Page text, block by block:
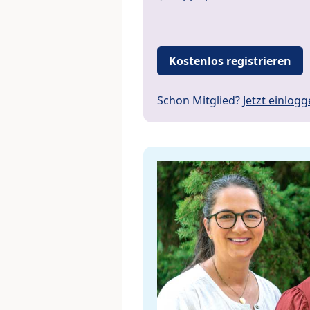
Kostenlos registrieren
Schon Mitglied? Jetzt